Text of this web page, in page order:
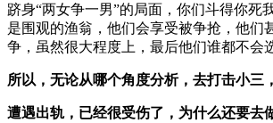
跻身“两女争一男”的局面，你们斗得你死
是围观的渔翁，他们会享受被争抢，他们
争，虽然很大程度上，最后他们谁都不会
所以，无论从哪个角度分析，去打击小三
遭遇出轨，已经很受伤了，为什么还要去